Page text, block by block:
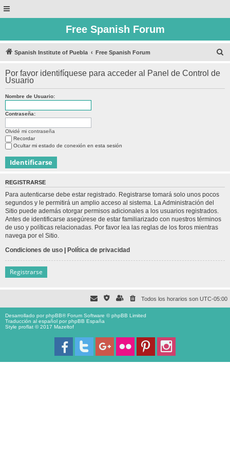
Free Spanish Forum
Spanish Institute of Puebla Free Spanish Forum
c
Por favor identifíquese para acceder al Panel de Control de
Usuario
Nombre de Usuario:
Contraseña:
Olvidé mi contraseña
Recordar
Ocultar mi estado de conexión en esta sesión
REGISTRARSE
Para autenticarse debe estar registrado. Registrarse tomará solo unos pocos
segundos y le permitirá un amplio acceso al sistema. La Administración del
Sitio puede además otorgar permisos adicionales a los usuarios registrados.
Antes de identificarse asegúrese de estar familiarizado con nuestros términos
de uso y políticas relacionadas. Por favor lea las reglas de los foros mientras
navega por el Sitio.
Condiciones de uso | Política de privacidad
Registrarse
Todos los horarios son UTC-05:00
Desarrollado porphpBB® Forum Software © phpBB Limited
Traducción al español porphpBB España
Style proflat © 2017 Mazeltof